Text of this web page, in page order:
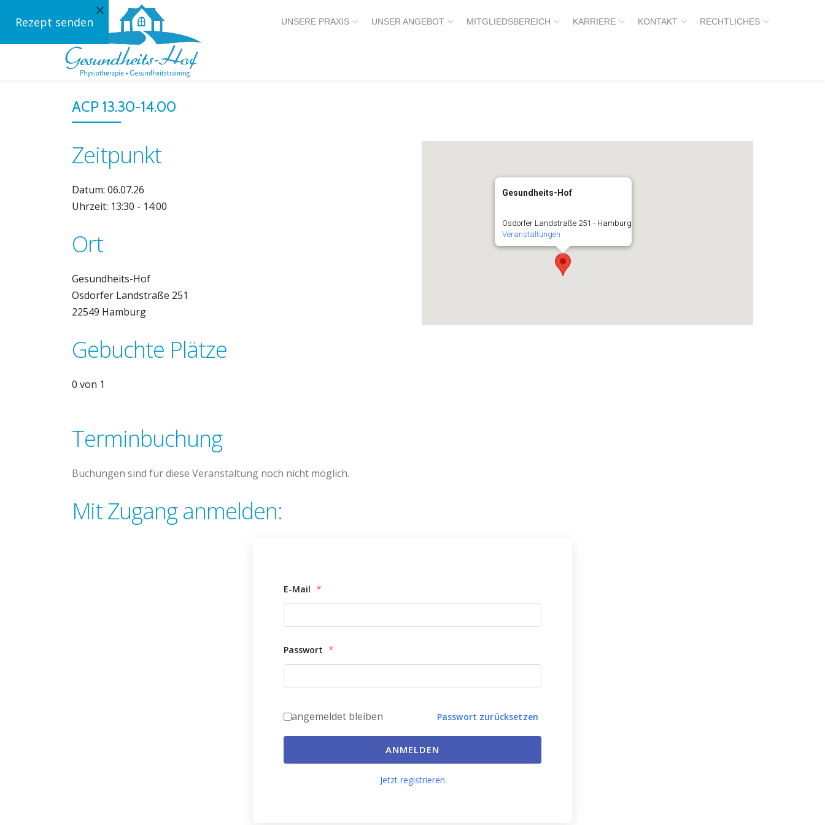
to
UNSERE PRAXIS UNSER ANGEBOT MITGLIEDSBEREICH KARRIERE KONTAKT RECHTLICHES
ACP 13.30-14.00
Zeitpunkt
Datum: 06.07.26
Uhrzeit: 13:30 - 14:00
Ort
Gesundheits-Hof
Osdorfer Landstraße 251
22549 Hamburg
Gebuchte Plätze
0 von 1
Terminbuchung
Buchungen sind für diese Veranstaltung noch nicht möglich.
Gesundheits-Hof
Osdorfer Landstraße 251 - Hamburg
Veranstaltungen
Mit Zugang anmelden:
E-Mail *
Passwort *
angemeldet bleiben Passwort zurücksetzen
ANMELDEN
Jetzt registrieren
Rezept senden
×